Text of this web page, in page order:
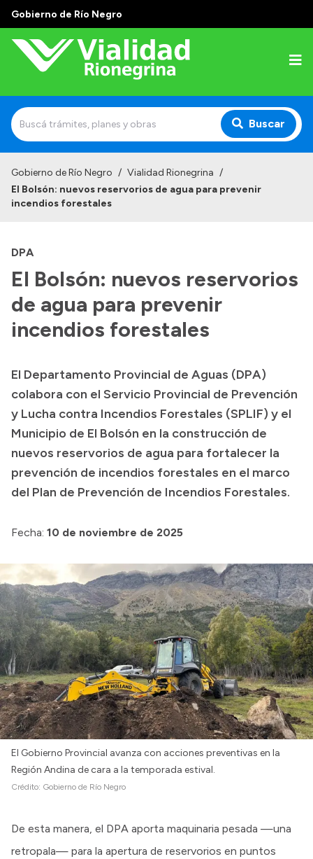
Gobierno de Río Negro
Buscar
Institucional
Autoridades
Delegaciones
Normativa
Historia Vial
Mi Vial
Recibos de sueldo
Correo oficial
Gobierno de Río Negro / Vialidad Rionegrina /
El Bolsón: nuevos reservorios de agua para prevenir
incendios forestales
DPA
El Bolsón: nuevos reservorios
de agua para prevenir
incendios forestales
El Departamento Provincial de Aguas (DPA)
colabora con el Servicio Provincial de Prevención
y Lucha contra Incendios Forestales (SPLIF) y el
Municipio de El Bolsón en la construcción de
nuevos reservorios de agua para fortalecer la
prevención de incendios forestales en el marco
del Plan de Prevención de Incendios Forestales.
Fecha: 10 de noviembre de 2025
El Gobierno Provincial avanza con acciones preventivas en la
Región Andina de cara a la temporada estival.
Crédito: Gobierno de Río Negro
De esta manera, el DPA aporta maquinaria pesada —una
retropala— para la apertura de reservorios en puntos